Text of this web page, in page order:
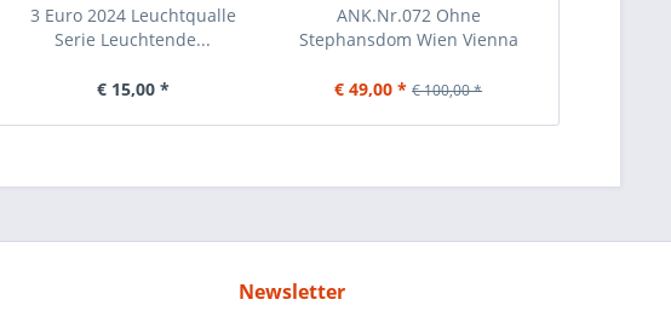
3 Euro 2024 Leuchtqualle
Serie Leuchtende...
€ 15,00 *
ANK.Nr.072 Ohne
Stephansdom Wien Vienna
€ 49,00 * € 100,00 *
Newsletter